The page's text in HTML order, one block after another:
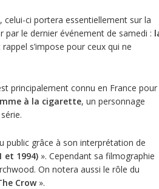
celui-ci portera essentiellement sur la
le dernier événement de samedi :
s’impose pour ceux qui ne
principalement connu en France pour
à la cigarette, un personnage
public grâce à son interprétation de
et 1994) ». Cependant sa filmographie
On notera aussi le rôle du
Crow».